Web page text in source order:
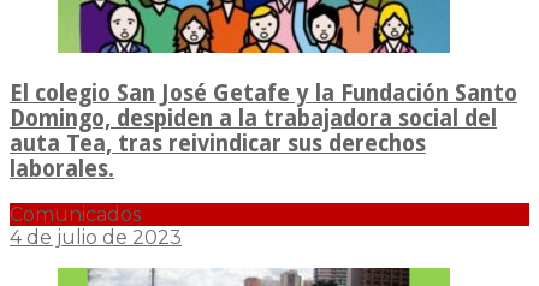
El colegio San José Getafe y la Fundación Santo
Domingo, despiden a la trabajadora social del
auta Tea, tras reivindicar sus derechos
laborales.
Comunicados
4 de julio de 2023